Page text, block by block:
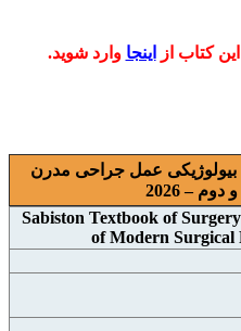
کتاب از اینجا وارد شوید.
عمل جراحی مدرن
– 2026
Sabiston Textbook of
of Modern Surgical